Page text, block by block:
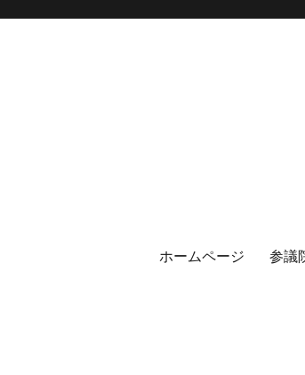
ホームページ 参議